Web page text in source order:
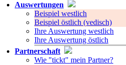
Auswertungen
Beispiel westlich
Beispiel östlich (vedisch)
Ihre Auswertung westlich
Ihre Auswertung östlich
Partnerschaft
Wie "tickt" mein Partner?